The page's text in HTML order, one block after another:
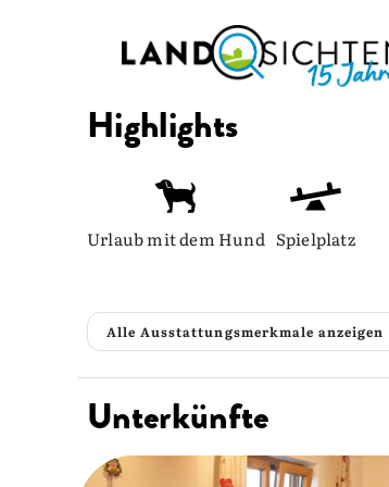
Highlights
Urlaub mit dem Hund Spielplatz
Alle Ausstattungsmerkmale anzeigen
Unterkünfte